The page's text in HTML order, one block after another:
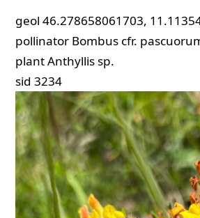
geol 46.278658061703,
pollinator Bombus cfr.
plantAnthyllis sp.
sid 3234